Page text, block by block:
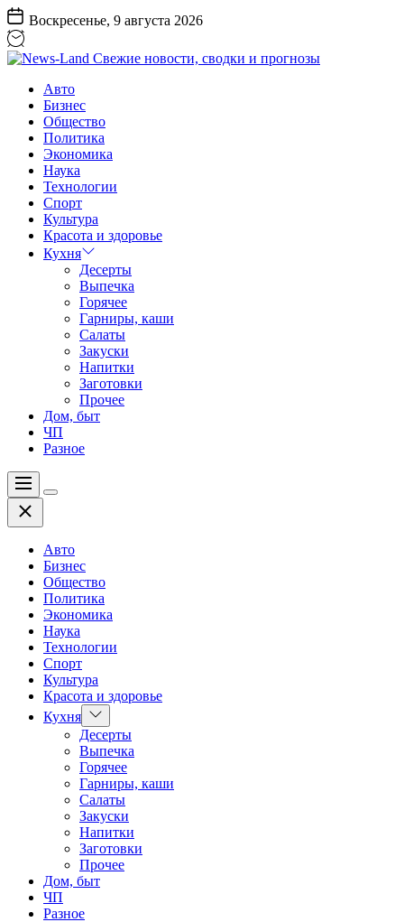
Перейти
к
содержанию
Воскресенье, 9 августа 2026
Land
Свежие
новости,
сводки
прогнозы
Авто
Бизнес
Общество
Политика
Экономика
Наука
Технологии
Спорт
Культура
Красота и здоровье
Кухня
Десерты
Выпечка
Горячее
Гарниры, каши
Салаты
Закуски
Напитки
Заготовки
Прочее
Дом, быт
ЧП
Разное
Меню
Цвет
Закрыть
Авто
Бизнес
Общество
Политика
Экономика
Наука
Технологии
Спорт
Культура
Красота и здоровье
Кухня Показать
подменю
Десерты
Выпечка
Горячее
Гарниры, каши
Салаты
Закуски
Напитки
Заготовки
Прочее
Дом, быт
ЧП
Разное